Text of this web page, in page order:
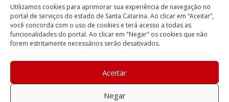
Utilizamos cookies para aprimorar sua experiência de navegação no
portal de serviços do estado de Santa Catarina. Ao clicar em “Aceitar”,
você concorda com o uso de cookies e terá acesso a todas as
funcionalidades do portal. Ao clicar em "Negar" os cookies que não
forem estritamente necessários serão desativados.
Aceitar
Negar
E-mail:
secretariaexecutiva@cetran.sc.gov.br
ENDEREÇO
Endereço:
Bairro:
Coqueiros, Florianópolis SC
88.080-160